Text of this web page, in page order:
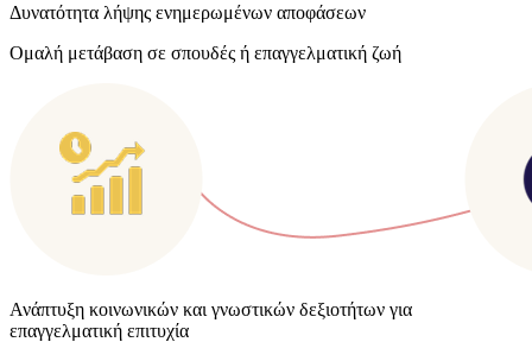
Δυνατότητα λήψης ενημερωμένων αποφάσεων
Ομαλή μετάβαση σε σπουδές ή επαγγελματική ζωή
Ανάπτυξη κοινωνικών και γνωστικών δεξιοτήτων για
επαγγελματική επιτυχία